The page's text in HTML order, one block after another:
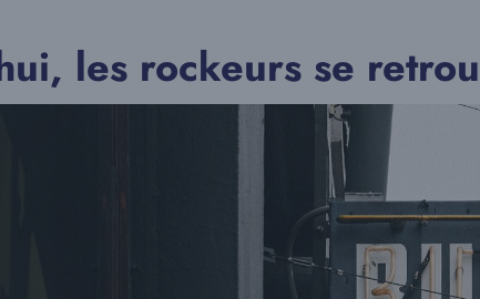
les rockeurs se